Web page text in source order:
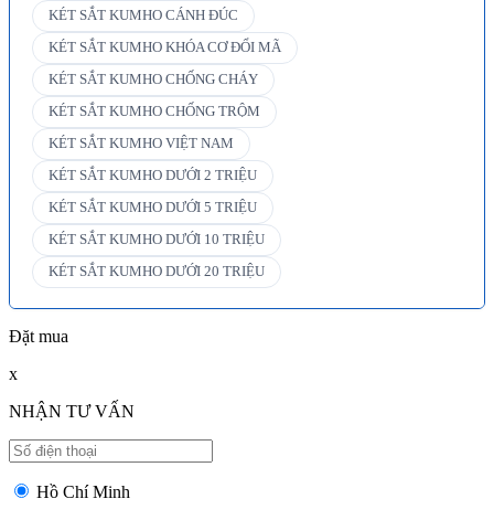
KÉT SẮT KUMHO CÁNH ĐÚC
KÉT SẮT KUMHO KHÓA CƠ ĐỔI MÃ
KÉT SẮT KUMHO CHỐNG CHÁY
KÉT SẮT KUMHO CHỐNG TRỘM
KÉT SẮT KUMHO VIỆT NAM
KÉT SẮT KUMHO DƯỚI 2 TRIỆU
KÉT SẮT KUMHO DƯỚI 5 TRIỆU
KÉT SẮT KUMHO DƯỚI 10 TRIỆU
KÉT SẮT KUMHO DƯỚI 20 TRIỆU
Đặt mua
x
NHẬN TƯ VẤN
Hồ Chí Minh